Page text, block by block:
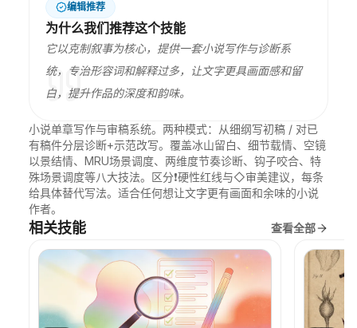
编辑推荐
为什么我们推荐这个技能
它以克制叙事为核心，提供一套小说写作与诊断系
统，专治形容词和解释过多，让文字更具画面感和留
白，提升作品的深度和韵味。
小说单章写作与审稿系统。两种模式：从细纲写初稿 / 对已
有稿件分层诊断+示范改写。覆盖冰山留白、细节载情、空镜
以景结情、MRU场景调度、两维度节奏诊断、钩子咬合、特
殊场景调度等八大技法。区分❗硬性红线与◇审美建议，每条
给具体替代写法。适合任何想让文字更有画面和余味的小说
作者。
相关技能 查看全部